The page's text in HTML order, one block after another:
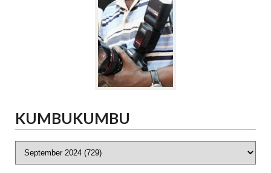
KUMBUKUMBU